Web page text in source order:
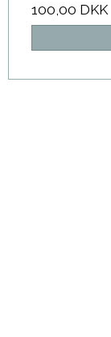
100,00 DKK